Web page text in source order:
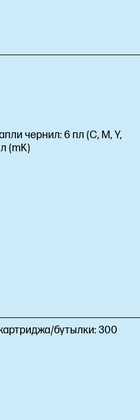
чернил:6 пл (C, M, Y,
(mK)
бутылки:300